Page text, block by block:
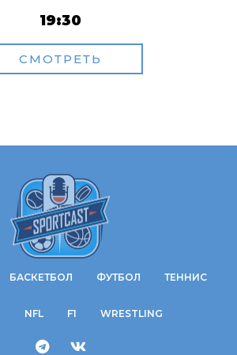
19:30
СМОТРЕТЬ
БАСКЕТБОЛ ФУТБОЛ ТЕННИС
NFL F1 WRESTLING